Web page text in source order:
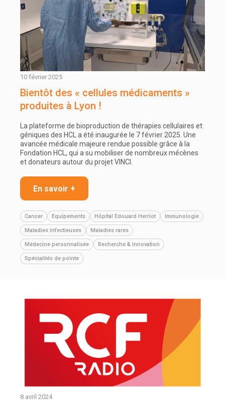
10 février 2025
Bientôt des « cellules médicaments »
produites à Lyon !
La plateforme de bioproduction de thérapies cellulaires et
géniques des HCL a été inaugurée le 7 février 2025. Une
avancée médicale majeure rendue possible grâce à la
Fondation HCL, qui a su mobiliser de nombreux mécènes
et donateurs autour du projet VINCI.
En savoir +
Cancer Equipements Hôpital Edouard Herriot Immunologie
Maladies infectieuses Maladies rares
Médecine personnalisée Recherche & innovation
Spécialités de pointe
8 avril 2024